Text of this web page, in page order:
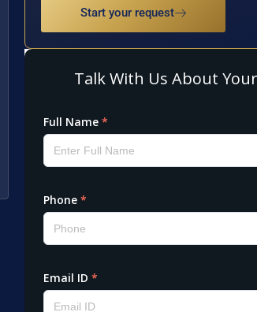
Start your request